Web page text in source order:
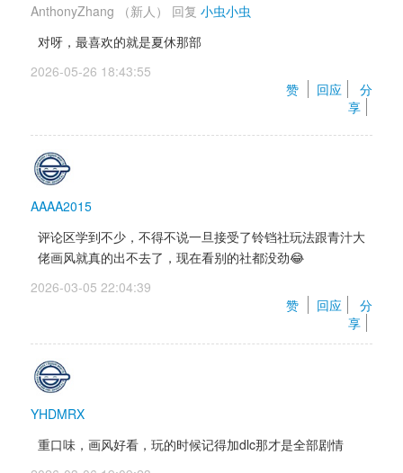
AnthonyZhang （新人） 回复 小虫小虫
对呀，最喜欢的就是夏休那部
2026-05-26 18:43:55
赞
回应
分
享
AAAA2015
评论区学到不少，不得不说一旦接受了铃铛社玩法跟青汁大
佬画风就真的出不去了，现在看别的社都没劲😂
2026-03-05 22:04:39
赞
回应
分
享
YHDMRX
重口味，画风好看，玩的时候记得加dlc那才是全部剧情